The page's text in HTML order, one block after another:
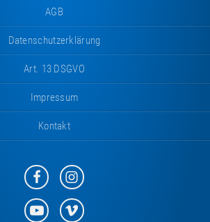
AGB
Datenschutzerklärung
Art. 13 DSGVO
Impressum
Kontakt
Eurotramp
auf
Facebook
Eurotramp
auf
Instagram
EurotrampEurotramp